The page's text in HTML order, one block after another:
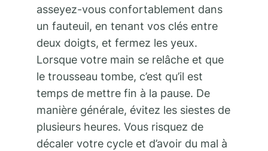
asseyez-vous confortablement dans
un fauteuil, en tenant vos clés entre
deux doigts, et fermez les yeux.
Lorsque votre main se relâche et que
le trousseau tombe, c’est qu’il est
temps de mettre fin à la pause. De
manière générale, évitez les siestes de
plusieurs heures. Vous risquez de
décaler votre cycle et d’avoir du mal à